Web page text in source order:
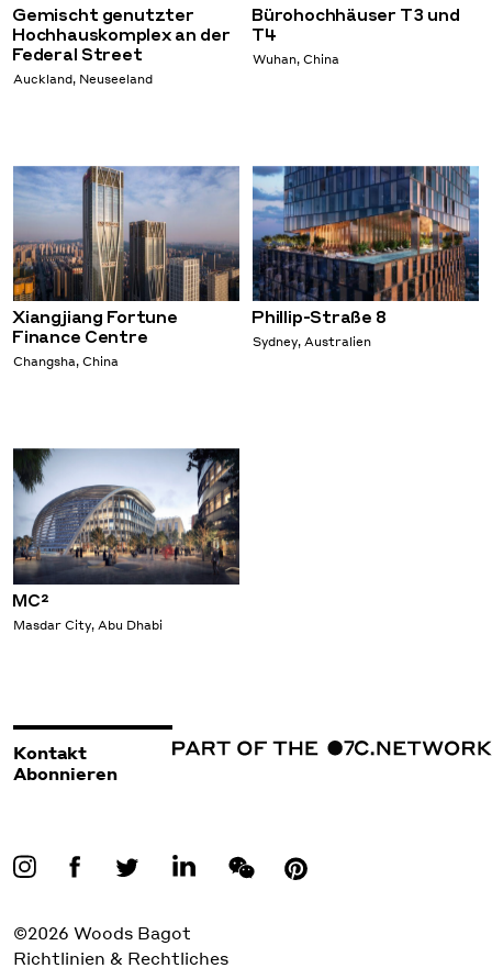
Gemischt genutzter
Hochhauskomplex an der
Federal Street
Auckland, Neuseeland
Bürohochhäuser T3 und
T4
Wuhan, China
Xiangjiang Fortune
Finance Centre
Changsha, China
Phillip-Straße 8
Sydney, Australien
MC²
Masdar City, Abu Dhabi
Kontakt
Abonnieren
©2026 Woods Bagot
Richtlinien & Rechtliches